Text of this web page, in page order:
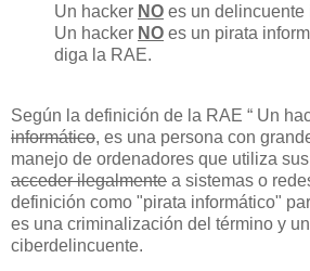
Un hacker NO es un delincuente
Un hacker NO es un pirata
diga la RAE.
Según la definición de la RAE “ Un
informático, es una persona con
manejo de ordenadores que utiliza
acceder ilegalmente a sistemas o
definición como "pirata informático"
es una criminalización del término y
ciberdelincuente.